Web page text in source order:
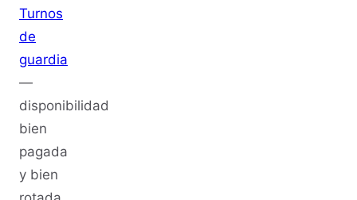
Turnos
de
guardia
—
disponibilidad
bien
pagada
y bien